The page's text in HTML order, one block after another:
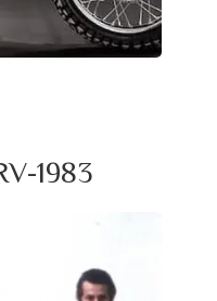
1983